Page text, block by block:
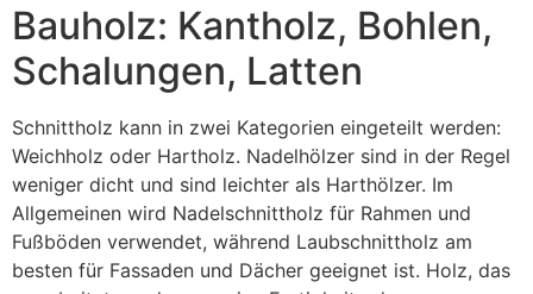
Bauholz: Kantholz, Bohlen,
Schalungen, Latten
Schnittholz kann in zwei Kategorien eingeteilt werden:
Weichholz oder Hartholz. Nadelhölzer sind in der Regel
weniger dicht und sind leichter als Harthölzer. Im
Allgemeinen wird Nadelschnittholz für Rahmen und
Fußböden verwendet, während Laubschnittholz am
besten für Fassaden und Dächer geeignet ist. Holz, das